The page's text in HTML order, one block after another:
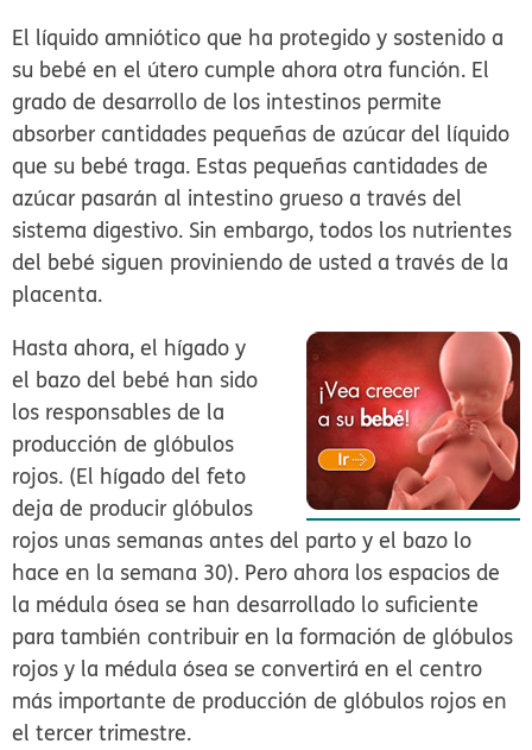
El líquido amniótico que ha protegido y sostenido a
su bebé en el útero cumple ahora otra función. El
grado de desarrollo de los intestinos permite
absorber cantidades pequeñas de azúcar del líquido
que su bebé traga. Estas pequeñas cantidades de
azúcar pasarán al intestino grueso a través del
sistema digestivo. Sin embargo, todos los nutrientes
del bebé siguen proviniendo de usted a través de la
placenta.
Hasta ahora, el hígado y
el bazo del bebé han sido
los responsables de la
producción de glóbulos
rojos. (El hígado del feto
deja de producir glóbulos
rojos unas semanas antes del parto y el bazo lo
hace en la semana 30). Pero ahora los espacios de
la médula ósea se han desarrollado lo suficiente
para también contribuir en la formación de glóbulos
rojos y la médula ósea se convertirá en el centro
más importante de producción de glóbulos rojos en
el tercer trimestre.